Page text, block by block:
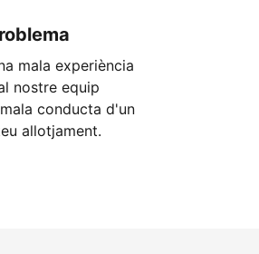
mala experiència
nostre equip
conducta d'un
allotjament.